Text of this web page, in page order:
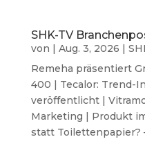
SHK-TV
von | Aug. 3, 2026 |
Remeha präsentiert
400 | Tecalor: Trend-
veröffentlicht |
Marketing | Produkt
statt Toilettenpapier?